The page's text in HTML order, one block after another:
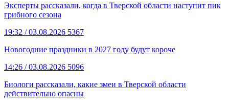
Эксперты рассказали, когда в Тверской области наступит пик
грибного сезона
19:32 / 03.08.2026 5367
Новогодние праздники в 2027 году будут короче
14:26 / 03.08.2026 5096
Биологи рассказали, какие змеи в Тверской области
действительно опасны